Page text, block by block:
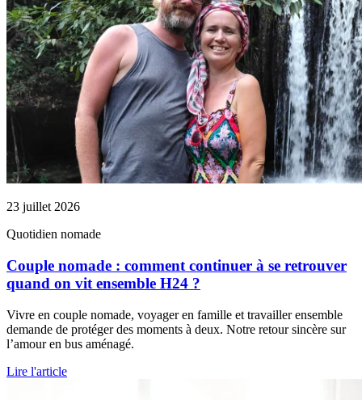
23 juillet 2026
Quotidien nomade
Couple nomade : comment continuer à se retrouver
quand on vit ensemble H24 ?
Vivre en couple nomade, voyager en famille et travailler ensemble
demande de protéger des moments à deux. Notre retour sincère sur
l’amour en bus aménagé.
Lire l'article